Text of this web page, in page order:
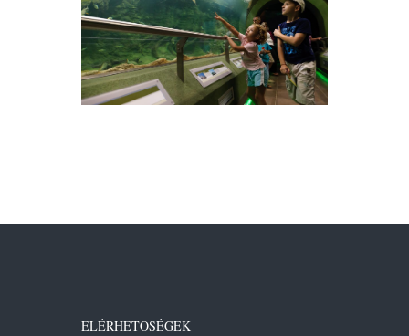
ELÉRHETŐSÉGEK